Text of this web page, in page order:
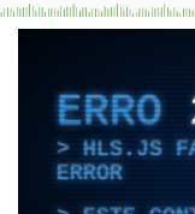
ERRO
HLS.JS
ERROR